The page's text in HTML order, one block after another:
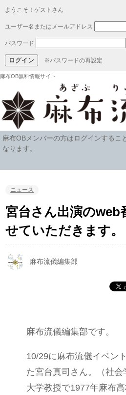
ようこそ！ゲストさん
ユーザー名またはメールアドレス
パスワード
※パスワードの再設定
麻布OB無料情報サイト
麻布OBメンバーの方はログインするこ
なります。
ニュース
宮台さん出演のweb
せていただきます。
麻布流儀編集部
麻布流儀編集部です。
10/29に麻布流儀イベン
た宮台真司さん。（社会
大学教授で1977年麻布